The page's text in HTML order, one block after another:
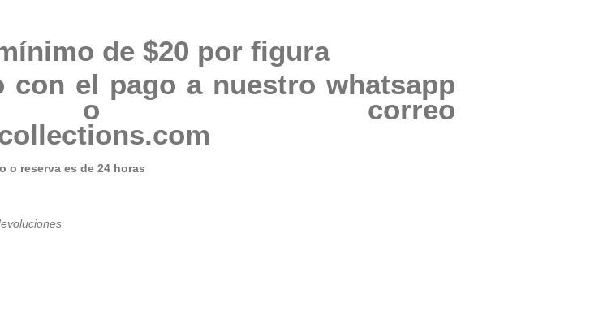
de $20 por figura
con el pago a nuestro whatsapp
o correo
o reserva es de 24 horas